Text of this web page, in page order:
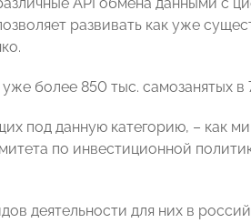
развивать как уже
более 850 тыс. самозанятых в
под данную категорию, – как
по инвестиционной
деятельности для них в